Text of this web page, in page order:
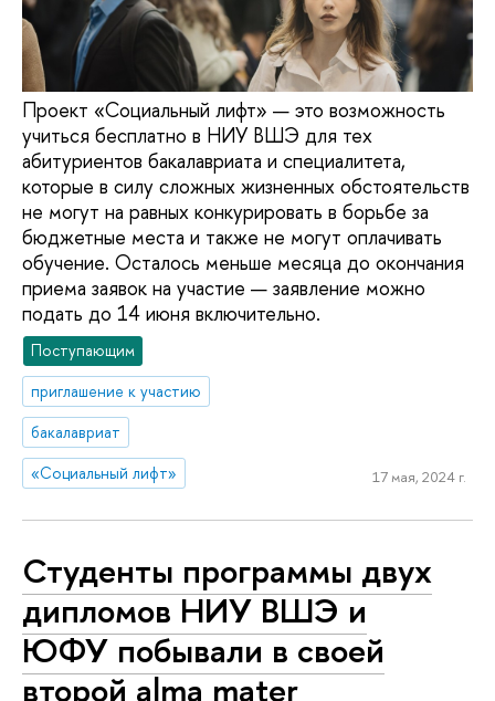
Проект «Социальный лифт» — это возможность
учиться бесплатно в НИУ ВШЭ для тех
абитуриентов бакалавриата и специалитета,
которые в силу сложных жизненных обстоятельств
не могут на равных конкурировать в борьбе за
бюджетные места и также не могут оплачивать
обучение. Осталось меньше месяца до окончания
приема заявок на участие — заявление можно
подать до 14 июня включительно.
Поступающим
приглашение к участию
бакалавриат
«Социальный лифт»
17 мая, 2024 г.
Студенты программы двух
дипломов НИУ ВШЭ и
ЮФУ побывали в своей
второй alma mater